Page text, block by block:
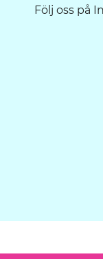
Följ oss på